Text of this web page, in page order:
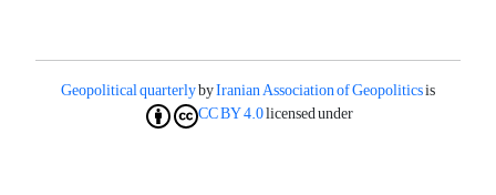
Geopolitical quarterlybyIranian Association of Geopoliticsis
licensed under
CC BY 4.0